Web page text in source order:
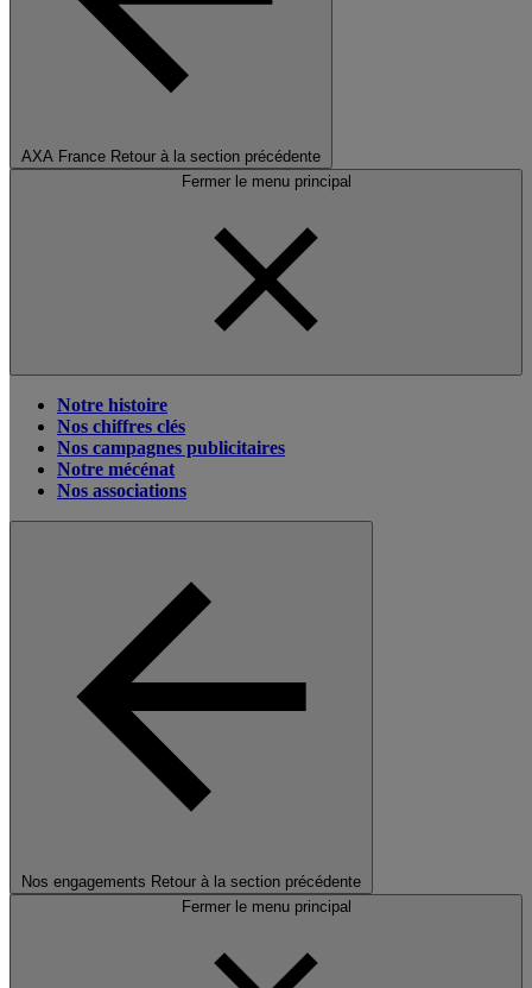
AXA France Retour à la section précédente
Fermer le menu principal
Notre histoire
Nos chiffres clés
Nos campagnes publicitaires
Notre mécénat
Nos associations
Nos engagements Retour à la section précédente
Fermer le menu principal